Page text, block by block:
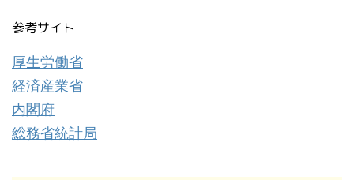
参考サイト
厚生労働省
経済産業省
内閣府
総務省統計局